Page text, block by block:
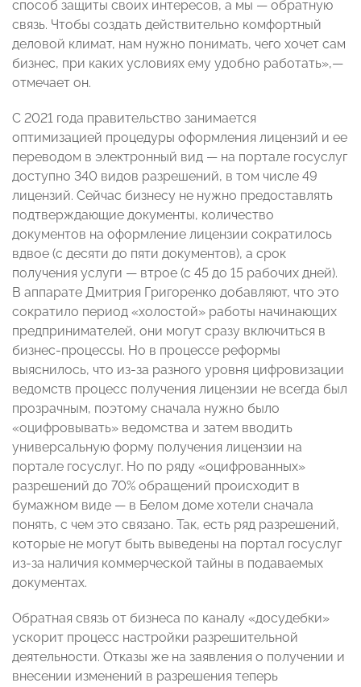
способ защиты своих интересов, а мы — обратную
связь. Чтобы создать действительно комфортный
деловой климат, нам нужно понимать, чего хочет сам
бизнес, при каких условиях ему удобно работать»,—
отмечает он.
С 2021 года правительство занимается
оптимизацией процедуры оформления лицензий и ее
переводом в электронный вид — на портале госуслуг
доступно 340 видов разрешений, в том числе 49
лицензий. Сейчас бизнесу не нужно предоставлять
подтверждающие документы, количество
документов на оформление лицензии сократилось
вдвое (с десяти до пяти документов), а срок
получения услуги — втрое (с 45 до 15 рабочих дней).
В аппарате Дмитрия Григоренко добавляют, что это
сократило период «холостой» работы начинающих
предпринимателей, они могут сразу включиться в
бизнес-процессы. Но в процессе реформы
выяснилось, что из-за разного уровня цифровизации
ведомств процесс получения лицензии не всегда был
прозрачным, поэтому сначала нужно было
«оцифровывать» ведомства и затем вводить
универсальную форму получения лицензии на
портале госуслуг. Но по ряду «оцифрованных»
разрешений до 70% обращений происходит в
бумажном виде — в Белом доме хотели сначала
понять, с чем это связано. Так, есть ряд разрешений,
которые не могут быть выведены на портал госуслуг
из-за наличия коммерческой тайны в подаваемых
документах.
Обратная связь от бизнеса по каналу «досудебки»
ускорит процесс настройки разрешительной
деятельности. Отказы же на заявления о получении и
внесении изменений в разрешения теперь